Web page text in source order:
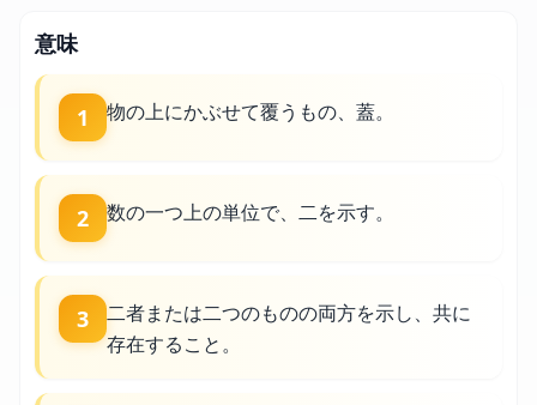
意味
1 物の上にかぶせて覆うもの、蓋。
2 数の一つ上の単位で、二を示す。
3
二者または二つのものの両方を示し、共に
存在すること。